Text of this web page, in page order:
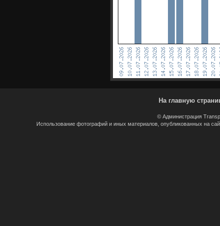
На главную
© Администрация
Использование фотографий и иных материалов, опубликованных на